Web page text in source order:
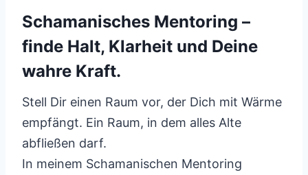
Schamanisches Mentoring –
finde Halt, Klarheit und Deine
wahre Kraft.
Stell Dir einen Raum vor, der Dich mit Wärme
empfängt. Ein Raum, in dem alles Alte
abfließen darf.
In meinem Schamanischen Mentoring